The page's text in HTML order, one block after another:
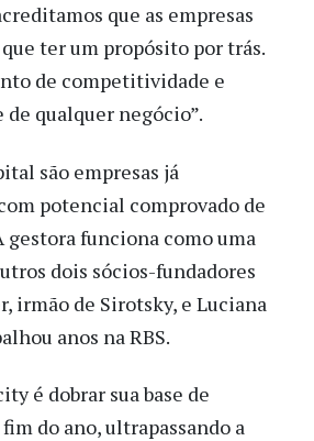
que as empresas
ter um propósito por trás.
de competitividade e
qualquer negócio”.
são empresas já
potencial comprovado de
gestora funciona como uma
dois sócios-fundadores
irmão de Sirotsky, e Luciana
anos na RBS.
é dobrar sua base de
do ano, ultrapassando a